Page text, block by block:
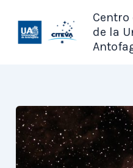
contenido
de la